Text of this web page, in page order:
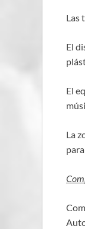
Las
El
El
La